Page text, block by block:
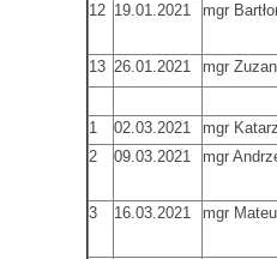
12 19.01.2021 mgr
13 26.01.2021 mgr
1 02.03.2021 mgr
2 09.03.2021 mgr
3 16.03.2021 mgr